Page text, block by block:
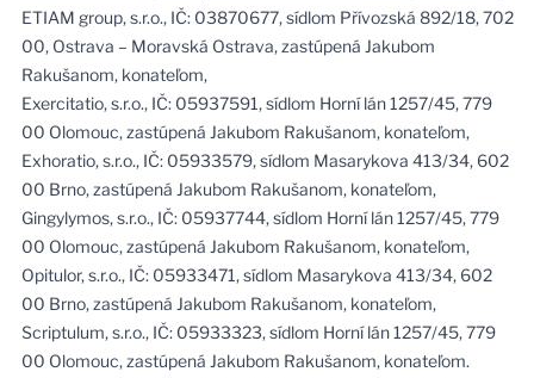
ETIAM group, s.r.o., IČ: 03870677, sídlom Přívozská 892/18, 702
00, Ostrava – Moravská Ostrava, zastúpená Jakubom
Rakušanom, konateľom,
Exercitatio, s.r.o., IČ: 05937591, sídlom Horní lán 1257/45, 779
00 Olomouc, zastúpená Jakubom Rakušanom, konateľom,
Exhoratio, s.r.o., IČ: 05933579, sídlom Masarykova 413/34, 602
00 Brno, zastúpená Jakubom Rakušanom, konateľom,
Gingylymos, s.r.o., IČ: 05937744, sídlom Horní lán 1257/45, 779
00 Olomouc, zastúpená Jakubom Rakušanom, konateľom,
Opitulor, s.r.o., IČ: 05933471, sídlom Masarykova 413/34, 602
00 Brno, zastúpená Jakubom Rakušanom, konateľom,
Scriptulum, s.r.o., IČ: 05933323, sídlom Horní lán 1257/45, 779
00 Olomouc, zastúpená Jakubom Rakušanom, konateľom.